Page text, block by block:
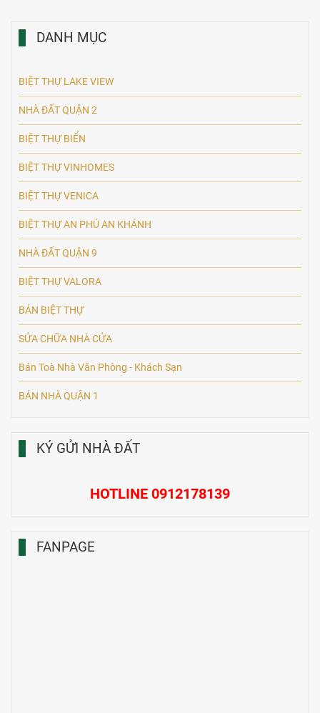
DANH MỤC
BIỆT THỰ LAKE VIEW
NHÀ ĐẤT QUẬN 2
BIỆT THỰ BIỂN
BIỆT THỰ VINHOMES
BIỆT THỰ VENICA
BIỆT THỰ AN PHÚ AN KHÁNH
NHÀ ĐẤT QUẬN 9
BIỆT THỰ VALORA
BÁN BIỆT THỰ
SỬA CHỮA NHÀ CỬA
Bán Toà Nhà Văn Phòng - Khách Sạn
BÁN NHÀ QUẬN 1
KÝ GỬI NHÀ ĐẤT
HOTLINE 0912178139
FANPAGE